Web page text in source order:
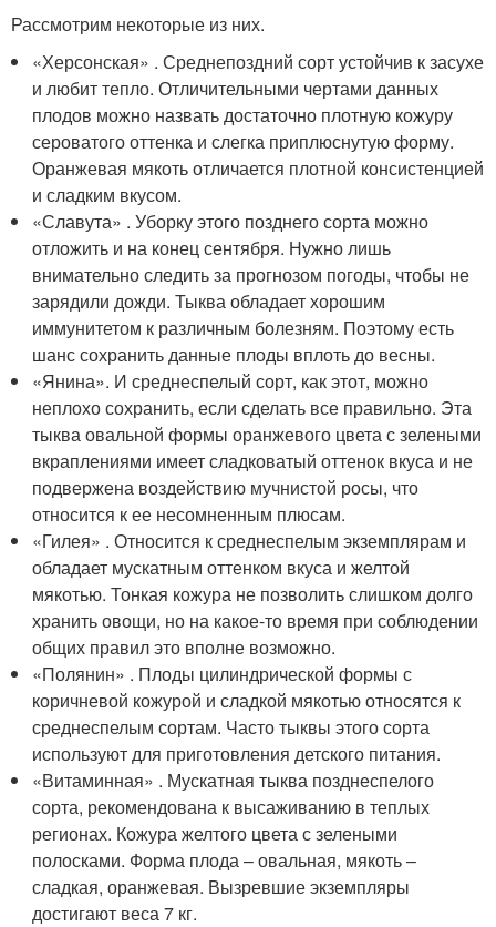
Рассмотрим некоторые из них.
«Херсонская» . Среднепоздний сорт устойчив к засухе
и любит тепло. Отличительными чертами данных
плодов можно назвать достаточно плотную кожуру
сероватого оттенка и слегка приплюснутую форму.
Оранжевая мякоть отличается плотной консистенцией
и сладким вкусом.
«Славута» . Уборку этого позднего сорта можно
отложить и на конец сентября. Нужно лишь
внимательно следить за прогнозом погоды, чтобы не
зарядили дожди. Тыква обладает хорошим
иммунитетом к различным болезням. Поэтому есть
шанс сохранить данные плоды вплоть до весны.
«Янина». И среднеспелый сорт, как этот, можно
неплохо сохранить, если сделать все правильно. Эта
тыква овальной формы оранжевого цвета с зелеными
вкраплениями имеет сладковатый оттенок вкуса и не
подвержена воздействию мучнистой росы, что
относится к ее несомненным плюсам.
«Гилея» . Относится к среднеспелым экземплярам и
обладает мускатным оттенком вкуса и желтой
мякотью. Тонкая кожура не позволить слишком долго
хранить овощи, но на какое-то время при соблюдении
общих правил это вполне возможно.
«Полянин» . Плоды цилиндрической формы с
коричневой кожурой и сладкой мякотью относятся к
среднеспелым сортам. Часто тыквы этого сорта
используют для приготовления детского питания.
«Витаминная» . Мускатная тыква позднеспелого
сорта, рекомендована к высаживанию в теплых
регионах. Кожура желтого цвета с зелеными
полосками. Форма плода – овальная, мякоть –
сладкая, оранжевая. Вызревшие экземпляры
достигают веса 7 кг.